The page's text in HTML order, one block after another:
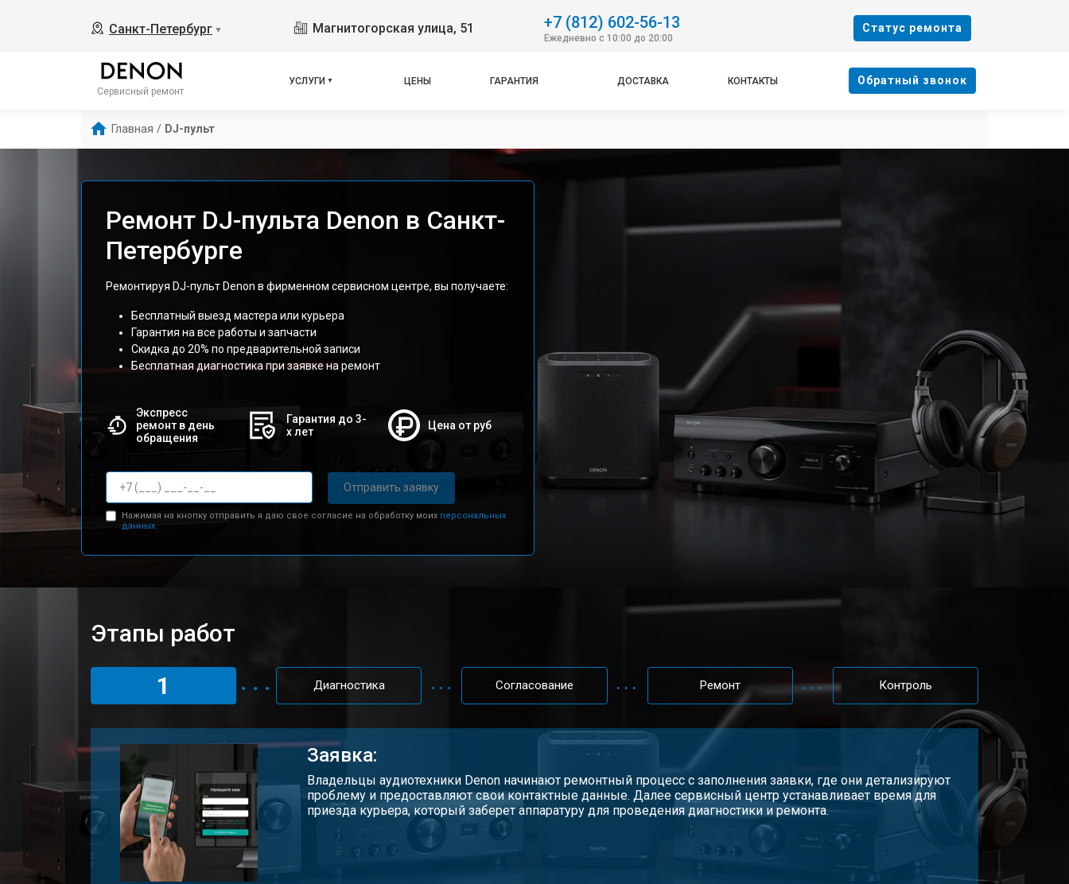
Санкт-Петербург ▼ Магнитогорская улица, 51 +7 (812) 602-56-13
Ежедневно с 10:00 до 20:00
Cтатус ремонта
Сервисный ремонт
УСЛУГИ ЦЕНЫ ГАРАНТИЯ ДОСТАВКА КОНТАКТЫ Oбратный звонок
Главная / DJ-пульт
Ремонт DJ-пульта Denon в Санкт-
Петербурге
Ремонтируя DJ-пульт Denon в фирменном сервисном центре, вы получаете:
Бесплатный выезд мастера или курьера
Гарантия на все работы и запчасти
Скидка до 20% по предварительной записи
Бесплатная диагностика при заявке на ремонт
Экспресс
ремонт в день
обращения
Гарантия до 3-
х лет
Цена от руб
Отправить заявку
Нажимая на кнопку отправить я даю свое согласие на обработку моих персональных
данных.
Этапы работ
1
Диагностика Согласование Ремонт Контроль
Заявка:
Владельцы аудиотехники Denon начинают ремонтный процесс с заполнения заявки, где они детализируют
проблему и предоставляют свои контактные данные. Далее сервисный центр устанавливает время для
приезда курьера, который заберет аппаратуру для проведения диагностики и ремонта.